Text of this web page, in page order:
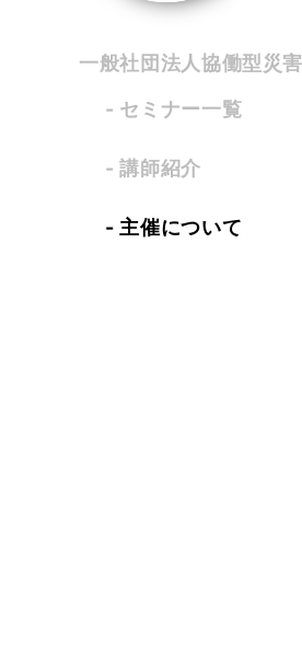
一般社団法人協働型災
- セミナー一覧
- 講師紹介
- 主催について